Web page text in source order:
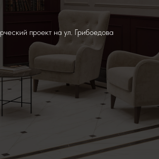
проект на ул. Грибоедова